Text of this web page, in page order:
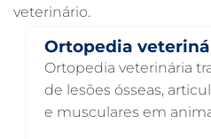
RAIO X VETERINÁRIO EM
PNEUMOLOGIA VETERINÁRIA EM
OTOSCOPIA VETERINÁRIA EM
OTOSCOPIA DIGITAL
veterinário.
Ortopedia
Ortopedia veterinária
de lesões ósseas,
e musculares em